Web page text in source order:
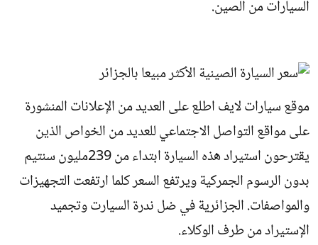
السيارات من الصين.
موقع سيارات لايف اطلع على العديد من الإعلانات المنشورة
على مواقع التواصل الاجتماعي للعديد من الخواص الذين
يقترحون استيراد هذه السيارة ابتداء من 239مليون سنتيم
بدون الرسوم الجمركية ويرتفع السعر كلما ارتفعت التجهيزات
والمواصفات. الجزائرية في ضل ندرة السيارت وتجميد
الإستيراد من طرف الوكلاء.